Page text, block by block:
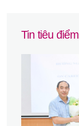
Tin tiêu điểm